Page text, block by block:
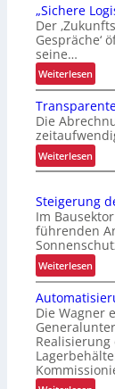
„Sichere
Der
Gespräche‘
seine…
Weiterlesen:
„
S
i
c
h
e
e
L
o
g
i
s
t
i
k
f
ü
Die
Weiterlesen:
T
a
n
s
p
a
e
n
t
e
L
Steigerung
Im
führenden
Weiterlesen:
S
t
e
i
g
e
r
Die Wagner